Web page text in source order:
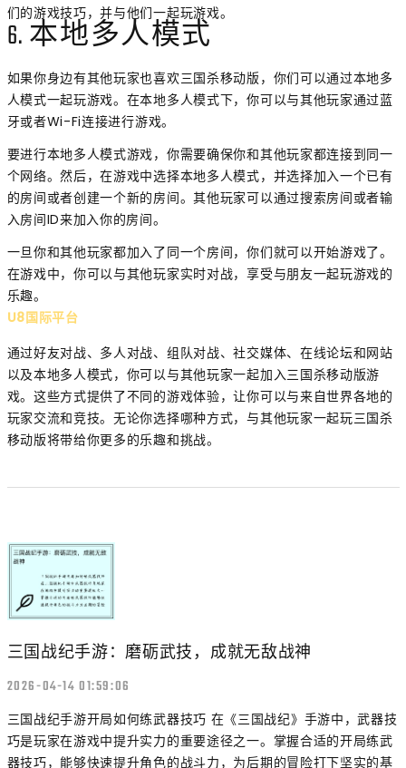
们的游戏技巧，并与他们一起玩游戏。
6. 本地多人模式
如果你身边有其他玩家也喜欢三国杀移动版，你们可以通过本地多
人模式一起玩游戏。在本地多人模式下，你可以与其他玩家通过蓝
牙或者Wi-Fi连接进行游戏。
要进行本地多人模式游戏，你需要确保你和其他玩家都连接到同一
个网络。然后，在游戏中选择本地多人模式，并选择加入一个已有
的房间或者创建一个新的房间。其他玩家可以通过搜索房间或者输
入房间ID来加入你的房间。
一旦你和其他玩家都加入了同一个房间，你们就可以开始游戏了。
在游戏中，你可以与其他玩家实时对战，享受与朋友一起玩游戏的
乐趣。
U8国际平台
通过好友对战、多人对战、组队对战、社交媒体、在线论坛和网站
以及本地多人模式，你可以与其他玩家一起加入三国杀移动版游
戏。这些方式提供了不同的游戏体验，让你可以与来自世界各地的
玩家交流和竞技。无论你选择哪种方式，与其他玩家一起玩三国杀
移动版将带给你更多的乐趣和挑战。
三国战纪手游：磨砺武技，成就无敌战神
2026-04-14 01:59:06
三国战纪手游开局如何练武器技巧 在《三国战纪》手游中，武器技
巧是玩家在游戏中提升实力的重要途径之一。掌握合适的开局练武
器技巧，能够快速提升角色的战斗力，为后期的冒险打下坚实的基